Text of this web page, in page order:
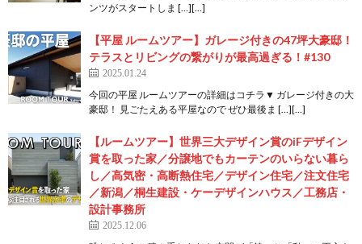
ンツがスタートしま […][…]
【平屋 ルームツアー】ガレージ付きの47坪大豪邸！
テラスとリビングの繋がりが最高過ぎる！#130
2025.01.24
今回の平屋 ルームツアーの詳細はコチラ▼ ガレージ付きの大
豪邸！ 見ごたえある平屋なので ぜひ最後ま […][…]
【ルームツアー】世界三大デザイン賞のiFデザイン
賞を取った家／分譲地でもカーテンのいらない暮ら
し／高気密・高断熱住宅／デザイン住宅／注文住宅
／新潟／桐生建設・ケーデザインハウス／工務店・
設計事務所
2025.12.06